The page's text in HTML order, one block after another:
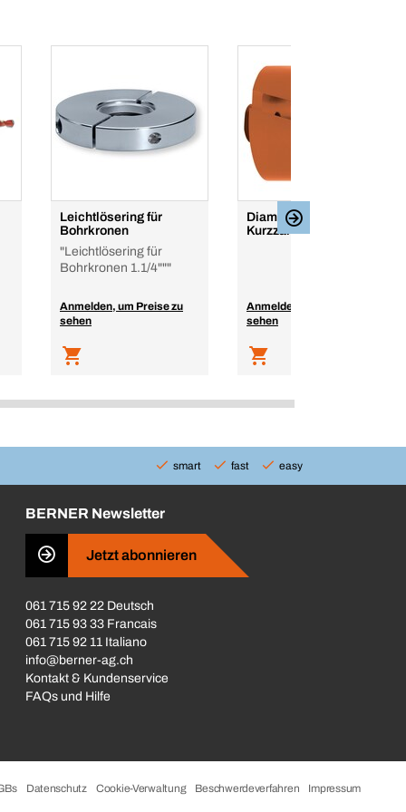
Leichtlösering für
Bohrkronen
"Leichtlösering für
Bohrkronen 1.1/4"""
Anmelden, um Preise zu
sehen
Diamantdosensenker
Kurzzahn XS Premium
Anmelden, um Preise zu
sehen
smart fast easy
BERNER Newsletter
Jetzt abonnieren
061 715 92 22 Deutsch
061 715 93 33 Francais
061 715 92 11 Italiano
info@berner-ag.ch
Kontakt & Kundenservice
FAQs und Hilfe
Datenschutz Cookie-Verwaltung Beschwerdeverfahren Impressum